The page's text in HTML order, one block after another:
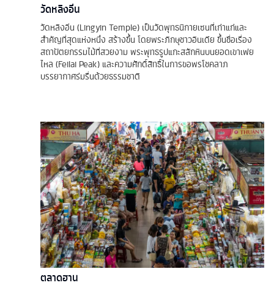
วัดหลิงอิ่น
วัดหลิงอิ่น (Lingyin Temple) เป็นวัดพุทธนิกายเซนที่เก่าแก่และ
สำคัญที่สุดแห่งหนึ่ง สร้างขึ้น โดยพระภิกษุชาวอินเดีย ขึ้นชื่อเรื่อง
สถาปัตยกรรมไม้ที่สวยงาม พระพุทธรูปแกะสลักหินบนยอดเขาเฟย
ไหล (Feilai Peak) และความศักดิ์สิทธิ์ในการขอพรโชคลาภ
บรรยากาศร่มรื่นด้วยธรรมชาติ
ตลาดฮาน